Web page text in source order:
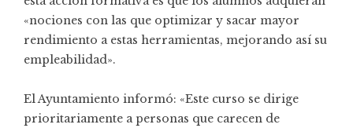
«nociones con las que optimizar y sacar mayor
rendimiento a estas herramientas, mejorando así su
empleabilidad».
El Ayuntamiento informó: «Este curso se dirige
prioritariamente a personas que carecen de